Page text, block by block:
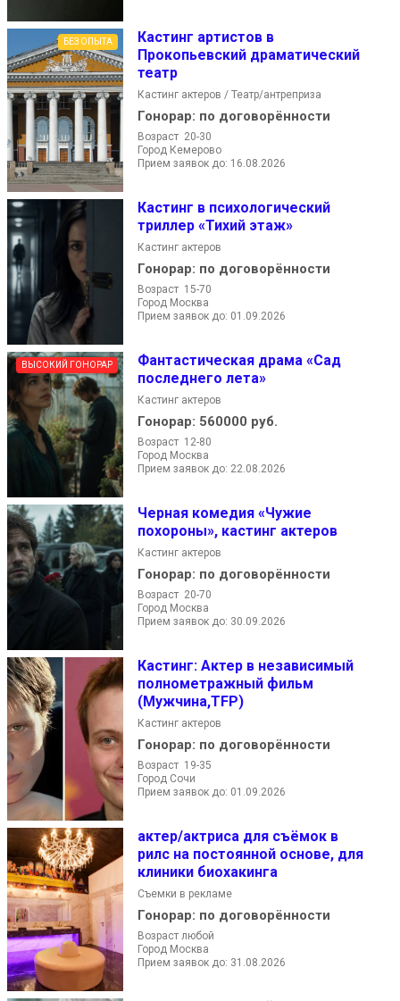
БЕЗ ОПЫТА
Кастинг артистов в
Прокопьевский драматический
театр
Кастинг актеров / Театр/антреприза
Гонорар: по договорённости
Возраст 20-30
Город Кемерово
Прием заявок до: 16.08.2026
Кастинг в психологический
триллер «Тихий этаж»
Кастинг актеров
Гонорар: по договорённости
Возраст 15-70
Город Москва
Прием заявок до: 01.09.2026
ВЫСОКИЙ ГОНОРАР
Фантастическая драма «Сад
последнего лета»
Кастинг актеров
Гонорар: 560000 руб.
Возраст 12-80
Город Москва
Прием заявок до: 22.08.2026
Черная комедия «Чужие
похороны», кастинг актеров
Кастинг актеров
Гонорар: по договорённости
Возраст 20-70
Город Москва
Прием заявок до: 30.09.2026
Кастинг: Актер в независимый
полнометражный фильм
(Мужчина,TFP)
Кастинг актеров
Гонорар: по договорённости
Возраст 19-35
Город Сочи
Прием заявок до: 01.09.2026
актер/актриса для съёмок в
рилс на постоянной основе, для
клиники биохакинга
Съемки в рекламе
Гонорар: по договорённости
Возраст любой
Город Москва
Прием заявок до: 31.08.2026